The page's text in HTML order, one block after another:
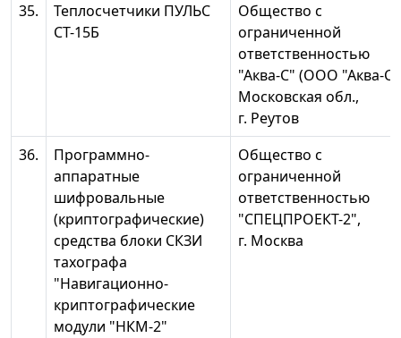
35.
Теплосчетчики ПУЛЬС
СТ-15Б
Общество с
ограниченной
ответственностью
"Аква-С" (ООО "Аква-
Московская обл.,
г. Реутов
36.
Программно-
аппаратные
шифровальные
(криптографические)
средства блоки СКЗИ
тахографа
"Навигационно-
криптографические
модули "НКМ-2"
Общество с
ограниченной
ответственностью
"СПЕЦПРОЕКТ-2",
г. Москва